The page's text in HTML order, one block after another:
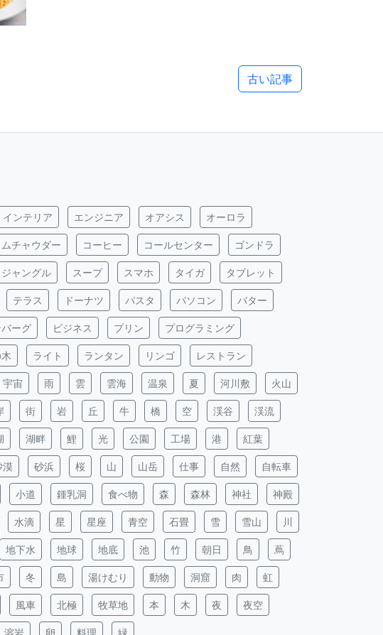
古い記事
インテリア エンジニア オアシス オーロラ
チャウダー コーヒー コールセンター ゴンドラ
ジャングル スープ スマホ タイガ タブレット
テラス ドーナツ パスタ パソコン バター
ーグ ビジネス プリン プログラミング
ライト ランタン リンゴ レストラン
宇宙 雨 雲 雲海 温泉 夏 河川敷 火山
街 岩 丘 牛 橋 空 渓谷 渓流
湖畔 鯉 光 公園 工場 港 紅葉
漠 砂浜 桜 山 山岳 仕事 自然 自転車
小道 鍾乳洞 食べ物 森 森林 神社 神殿
水滴 星 星座 青空 石畳 雪 雪山 川
地下水 地球 地底 池 竹 朝日 鳥 蔦
冬 島 湯けむり 動物 洞窟 肉 虹
風車 北極 牧草地 本 木 夜 夜空